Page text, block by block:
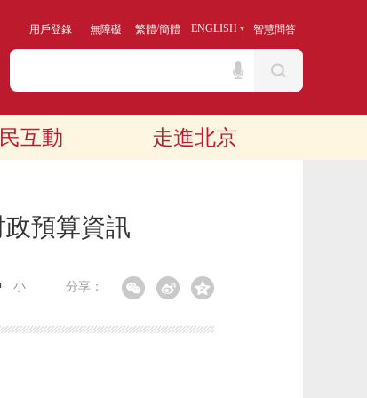
用戶登錄 無障礙 繁體/簡體 ENGLISH 智慧問答
互動 走進北京
預算資訊
分享：
小